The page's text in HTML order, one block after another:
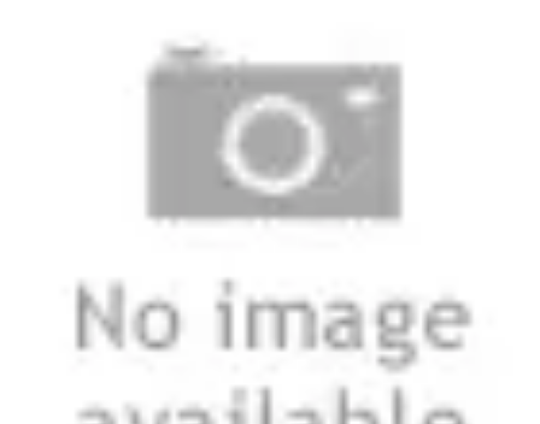
Astuces Pratiques
Routines et HabitudesTechniques de Relaxation